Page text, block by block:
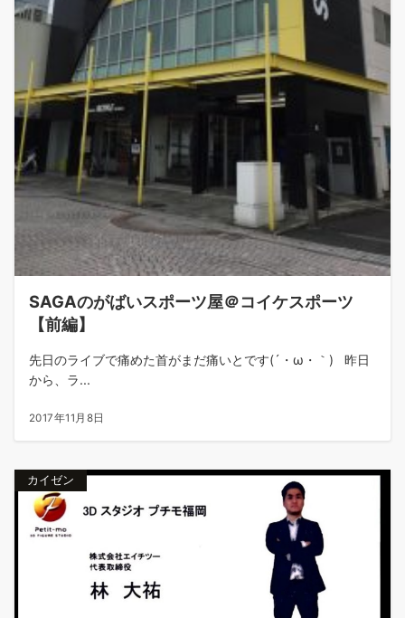
SAGAのがばいスポーツ屋＠コイケスポーツ
【前編】
先日のライブで痛めた首がまだ痛いとです(´・ω・｀) 昨日
から、ラ...
2017年11月8日
カイゼン